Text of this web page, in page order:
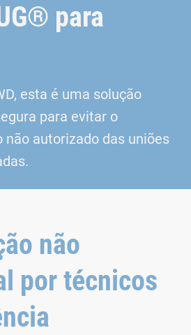
para
esta é uma solução
para evitar o
não autorizado das uniões
não
por técnicos